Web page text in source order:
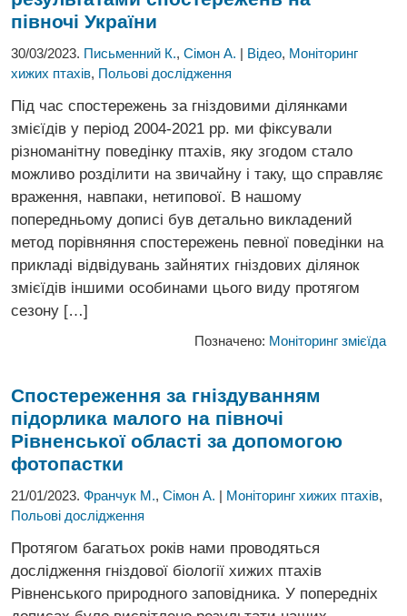
півночі України
30/03/2023. Письменний К., Сімон А. | Відео, Моніторинг
хижих птахів, Польові дослідження
Під час спостережень за гніздовими ділянками
змієїдів у період 2004-2021 рр. ми фіксували
різноманітну поведінку птахів, яку згодом стало
можливо розділити на звичайну і таку, що справляє
враження, навпаки, нетипової. В нашому
попередньому дописі був детально викладений
метод порівняння спостережень певної поведінки на
прикладі відвідувань зайнятих гніздових ділянок
змієїдів іншими особинами цього виду протягом
сезону […]
Позначено: Моніторинг змієїда
Спостереження за гніздуванням
підорлика малого на півночі
Рівненської області за допомогою
фотопастки
21/01/2023. Франчук М., Сімон А. | Моніторинг хижих птахів,
Польові дослідження
Протягом багатьох років нами проводяться
дослідження гніздової біології хижих птахів
Рівненського природного заповідника. У попередніх